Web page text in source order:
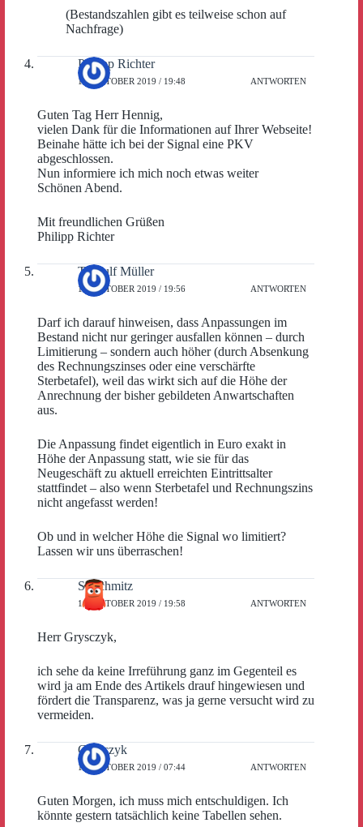
(Bestandszahlen gibt es teilweise schon auf
Nachfrage)
Philipp Richter
10. OKTOBER 2019 / 19:48 ANTWORTEN
Guten Tag Herr Hennig,
vielen Dank für die Informationen auf Ihrer Webseite!
Beinahe hätte ich bei der Signal eine PKV
abgeschlossen.
Nun informiere ich mich noch etwas weiter
Schönen Abend.
Mit freundlichen Grüßen
Philipp Richter
Thorulf Müller
10. OKTOBER 2019 / 19:56 ANTWORTEN
Darf ich darauf hinweisen, dass Anpassungen im
Bestand nicht nur geringer ausfallen können – durch
Limitierung – sondern auch höher (durch Absenkung
des Rechnungszinses oder eine verschärfte
Sterbetafel), weil das wirkt sich auf die Höhe der
Anrechnung der bisher gebildeten Anwartschaften
aus.
Die Anpassung findet eigentlich in Euro exakt in
Höhe der Anpassung statt, wie sie für das
Neugeschäft zu aktuell erreichten Eintrittsalter
stattfindet – also wenn Sterbetafel und Rechnungszins
nicht angefasst werden!
Ob und in welcher Höhe die Signal wo limitiert?
Lassen wir uns überraschen!
S. Schmitz
10. OKTOBER 2019 / 19:58 ANTWORTEN
Herr Grysczyk,
ich sehe da keine Irreführung ganz im Gegenteil es
wird ja am Ende des Artikels drauf hingewiesen und
fördert die Transparenz, was ja gerne versucht wird zu
vermeiden.
Grysczyk
11. OKTOBER 2019 / 07:44 ANTWORTEN
Guten Morgen, ich muss mich entschuldigen. Ich
könnte gestern tatsächlich keine Tabellen sehen.